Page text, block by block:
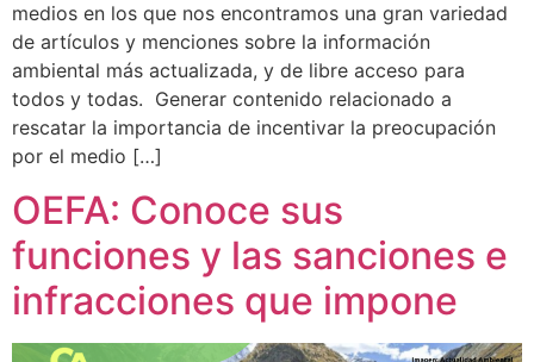
medios en los que nos encontramos una gran variedad
de artículos y menciones sobre la información
ambiental más actualizada, y de libre acceso para
todos y todas. Generar contenido relacionado a
rescatar la importancia de incentivar la preocupación
por el medio […]
OEFA: Conoce sus
funciones y las sanciones e
infracciones que impone